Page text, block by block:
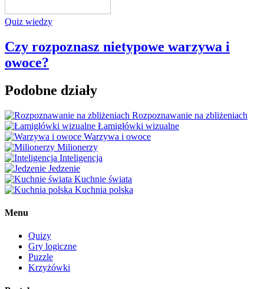
Quiz wiedzy
Czy rozpoznasz nietypowe warzywa i
owoce?
Podobne działy
Rozpoznawanie na zbliżeniach
Łamigłówki wizualne
Warzywa i owoce
Milionerzy
Inteligencja
Jedzenie
Kuchnie świata
Kuchnia polska
Menu
Quizy
Gry logiczne
Puzzle
Krzyżówki